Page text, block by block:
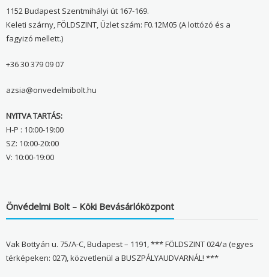
1152 Budapest Szentmihályi út 167-169.
Keleti szárny, FÖLDSZINT, Üzlet szám: F0.12M05 (A lottózó és a
fagyizó mellett.)
+36 30 379 09 07
azsia@onvedelmibolt.hu
NYITVA TARTÁS:
H-P : 10:00-19:00
SZ: 10:00-20:00
V: 10:00-19:00
Önvédelmi Bolt – Köki Bevásárlóközpont
Vak Bottyán u. 75/A-C, Budapest – 1191, *** FÖLDSZINT 024/a (egyes
térképeken: 027), közvetlenül a BUSZPÁLYAUDVARNÁL! ***